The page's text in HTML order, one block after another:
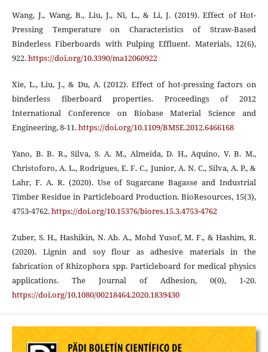
Wang, J., Wang, B., Liu, J., Ni, L., & Li, J. (2019). Effect of Hot-
Pressing Temperature on Characteristics of Straw-Based
Binderless Fiberboards with Pulping Effluent. Materials, 12(6),
922.https://doi.org/10.3390/ma12060922
Xie, L., Liu, J., & Du, A. (2012). Effect of hot-pressing factors on
binderless fiberboard properties. Proceedings of 2012
International Conference on Biobase Material Science and
Engineering, 8-11.https://doi.org/10.1109/BMSE.2012.6466168
Yano, B. B. R., Silva, S. A. M., Almeida, D. H., Aquino, V. B. M.,
Christoforo, A. L., Rodrigues, E. F. C., Junior, A. N. C., Silva, A. P., &
Lahr, F. A. R. (2020). Use of Sugarcane Bagasse and Industrial
Timber Residue in Particleboard Production. BioResources, 15(3),
4753-4762.https://doi.org/10.15376/biores.15.3.4753-4762
Zuber, S. H., Hashikin, N. Ab. A., Mohd Yusof, M. F., & Hashim, R.
(2020). Lignin and soy flour as adhesive materials in the
fabrication of Rhizophora spp. Particleboard for medical physics
applications. The Journal of Adhesion, 0(0), 1-20.
https://doi.org/10.1080/00218464.2020.1839430